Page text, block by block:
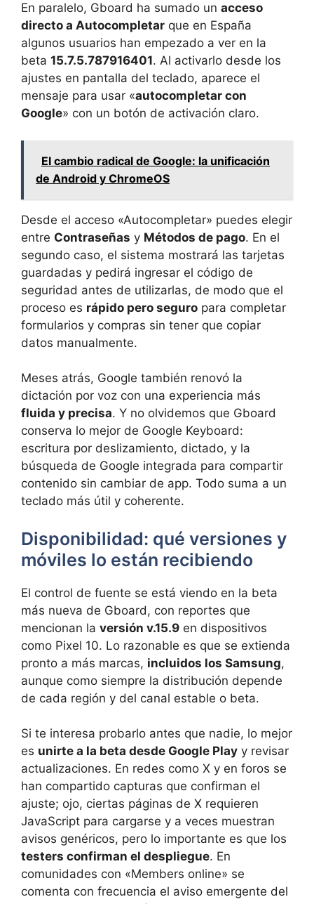
En paralelo, Gboard ha sumado un acceso
directo a Autocompletar que en España
algunos usuarios han empezado a ver en la
beta 15.7.5.787916401. Al activarlo desde los
ajustes en pantalla del teclado, aparece el
mensaje para usar «autocompletar con
Google» con un botón de activación claro.
El cambio radical de Google: la unificación
de Android y ChromeOS
Desde el acceso «Autocompletar» puedes elegir
entre Contraseñas y Métodos de pago. En el
segundo caso, el sistema mostrará las tarjetas
guardadas y pedirá ingresar el código de
seguridad antes de utilizarlas, de modo que el
proceso es rápido pero seguro para completar
formularios y compras sin tener que copiar
datos manualmente.
Meses atrás, Google también renovó la
dictación por voz con una experiencia más
fluida y precisa. Y no olvidemos que Gboard
conserva lo mejor de Google Keyboard:
escritura por deslizamiento, dictado, y la
búsqueda de Google integrada para compartir
contenido sin cambiar de app. Todo suma a un
teclado más útil y coherente.
Disponibilidad: qué versiones y
móviles lo están recibiendo
El control de fuente se está viendo en la beta
más nueva de Gboard, con reportes que
mencionan la versión v.15.9 en dispositivos
como Pixel 10. Lo razonable es que se extienda
pronto a más marcas, incluidos los Samsung,
aunque como siempre la distribución depende
de cada región y del canal estable o beta.
Si te interesa probarlo antes que nadie, lo mejor
es unirte a la beta desde Google Play y revisar
actualizaciones. En redes como X y en foros se
han compartido capturas que confirman el
ajuste; ojo, ciertas páginas de X requieren
JavaScript para cargarse y a veces muestran
avisos genéricos, pero lo importante es que los
testers confirman el despliegue. En
comunidades con «Members online» se
comenta con frecuencia el aviso emergente del